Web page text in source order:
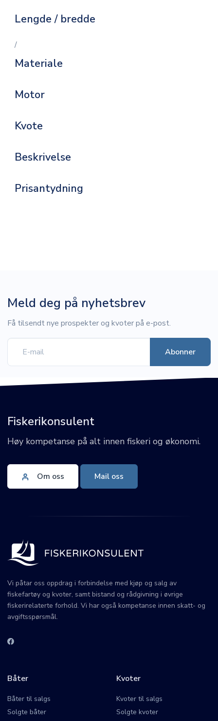
Lengde / bredde
/
Materiale
Motor
Kvote
Beskrivelse
Prisantydning
Meld deg på nyhetsbrev
Få tilsendt nye prospekter og kvoter på e-post.
Fiskerikonsulent
Høy kompetanse på alt innen fiskeri og økonomi.
Om oss Mail oss
Vi påtar oss oppdrag i forbindelse med kjøp og salg av
fiskefartøy og kvoter, samt bistand og rådgivning i øvrige
fiskerirelaterte forhold. Vi har også kompetanse innen skatt- og
avgiftsspørsmål.
Båter
Båter til salgs
Solgte båter
Kvoter
Kvoter til salgs
Solgte kvoter